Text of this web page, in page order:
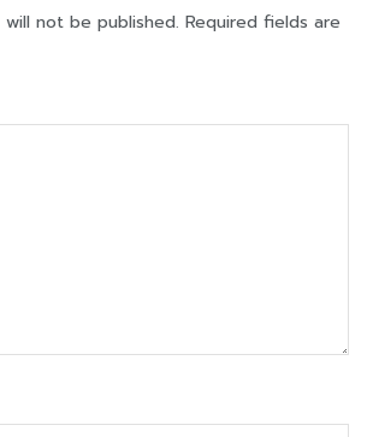
will not be published. Required fields are